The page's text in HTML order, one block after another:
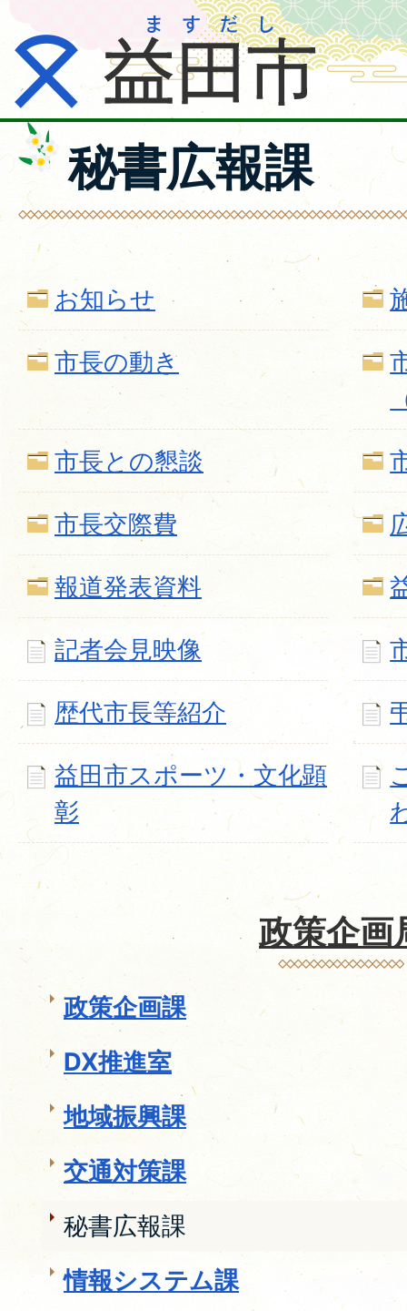
秘書広報課
お知らせ
市長の動き
市長との懇談
市長交際費
報道発表資料
記者会見映像
歴代市長等紹介
益田市スポーツ・文化顕
彰
政策企画
政策企画課
DX推進室
地域振興課
交通対策課
秘書広報課
情報システム課